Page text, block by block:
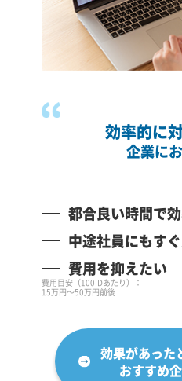
効率的に
企業に
都合良い時間で
中途社員にもす
費用を抑えたい
費用目安（100IDあたり）：
15万円～50万円前後
効果があった
おすすめ